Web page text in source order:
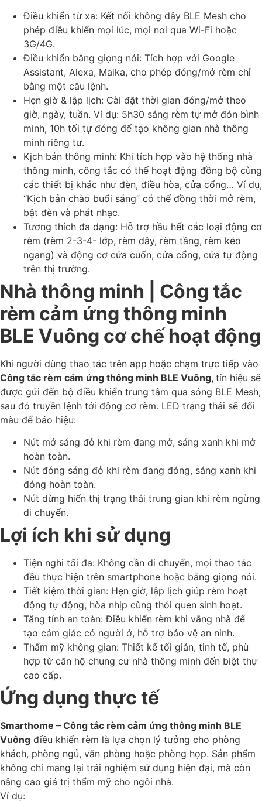
Điều khiển từ xa: Kết nối không dây BLE Mesh cho
phép điều khiển mọi lúc, mọi nơi qua Wi-Fi hoặc
3G/4G.
Điều khiển bằng giọng nói: Tích hợp với Google
Assistant, Alexa, Maika, cho phép đóng/mở rèm chỉ
bằng một câu lệnh.
Hẹn giờ & lập lịch: Cài đặt thời gian đóng/mở theo
giờ, ngày, tuần. Ví dụ: 5h30 sáng rèm tự mở đón bình
minh, 10h tối tự đóng để tạo không gian nhà thông
minh riêng tư.
Kịch bản thông minh: Khi tích hợp vào hệ thống nhà
thông minh, công tắc có thể hoạt động đồng bộ cùng
các thiết bị khác như đèn, điều hòa, cửa cổng… Ví dụ,
“Kịch bản chào buổi sáng” có thể đồng thời mở rèm,
bật đèn và phát nhạc.
Tương thích đa dạng: Hỗ trợ hầu hết các loại động cơ
rèm (rèm 2-3-4- lớp, rèm dây, rèm tầng, rèm kéo
ngang) và động cơ cửa cuốn, cửa cổng, cửa tự động
trên thị trường.
Nhà thông minh | Công tắc
rèm cảm ứng thông minh
BLE Vuông cơ chế hoạt động
Khi người dùng thao tác trên app hoặc chạm trực tiếp vào
Công tắc rèm cảm ứng thông minh BLE Vuông, tín hiệu sẽ
được gửi đến bộ điều khiển trung tâm qua sóng BLE Mesh,
sau đó truyền lệnh tới động cơ rèm. LED trạng thái sẽ đổi
màu để báo hiệu:
Nút mở sáng đỏ khi rèm đang mở, sáng xanh khi mở
hoàn toàn.
Nút đóng sáng đỏ khi rèm đang đóng, sáng xanh khi
đóng hoàn toàn.
Nút dừng hiển thị trạng thái trung gian khi rèm ngừng
di chuyển.
Lợi ích khi sử dụng
Tiện nghi tối đa: Không cần di chuyển, mọi thao tác
đều thực hiện trên smartphone hoặc bằng giọng nói.
Tiết kiệm thời gian: Hẹn giờ, lập lịch giúp rèm hoạt
động tự động, hòa nhịp cùng thói quen sinh hoạt.
Tăng tính an toàn: Điều khiển rèm khi vắng nhà để
tạo cảm giác có người ở, hỗ trợ bảo vệ an ninh.
Thẩm mỹ không gian: Thiết kế tối giản, tinh tế, phù
hợp từ căn hộ chung cư nhà thông minh đến biệt thự
cao cấp.
Ứng dụng thực tế
Smarthome – Công tắc rèm cảm ứng thông minh BLE
Vuông điều khiển rèm là lựa chọn lý tưởng cho phòng
khách, phòng ngủ, văn phòng hoặc phòng họp. Sản phẩm
không chỉ mang lại trải nghiệm sử dụng hiện đại, mà còn
nâng cao giá trị thẩm mỹ cho ngôi nhà.
Ví dụ: